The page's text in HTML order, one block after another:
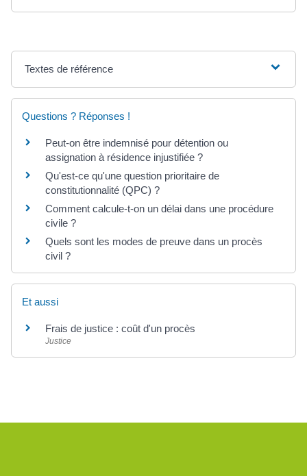
Textes de référence
Questions ? Réponses !
Peut-on être indemnisé pour détention ou
assignation à résidence injustifiée ?
Qu'est-ce qu'une question prioritaire de
constitutionnalité (QPC) ?
Comment calcule-t-on un délai dans une procédure
civile ?
Quels sont les modes de preuve dans un procès
civil ?
Et aussi
Frais de justice : coût d'un procès
Justice